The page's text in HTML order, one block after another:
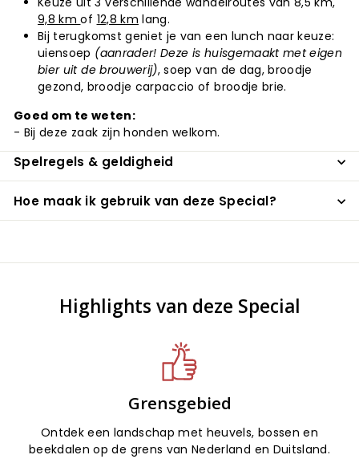
9,8 kmof 12,8 km lang.
Bij terugkomst geniet je van een lunch naar keuze:
uiensoep (aanrader! Deze is huisgemaakt met eigen
bier uit de brouwerij), soep van de dag, broodje
gezond, broodje carpaccio of broodje brie.
Goed om te weten:
- Bij deze zaak zijn honden welkom.
Spelregels & geldigheid
Hoe maak ik gebruik van deze Special?
Highlights van deze Special
Grensgebied
Ontdek een landschap met heuvels, bossen en
beekdalen op de grens van Nederland en Duitsland.